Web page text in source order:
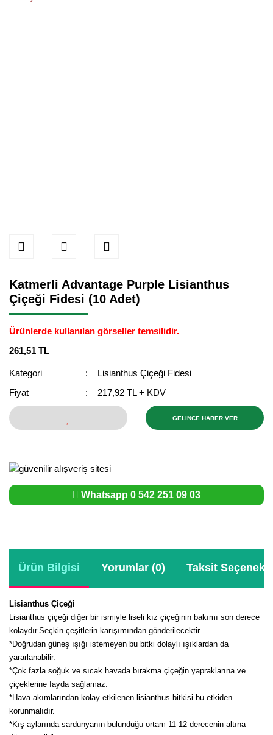
Katmerli Advantage Purple Lisianthus
Çiçeği Fidesi (10 Adet)
Ürünlerde kullanılan görseller temsilidir.
261,51 TL
Kategori
Lisianthus Çiçeği Fidesi
Fiyat
217,92 TL + KDV
GELİNCE HABER VER
Whatsapp 0 542 251 09 03
Ürün Bilgisi Yorumlar (0) Taksit
Lisianthus Çiçeği
Lisianthus çiçeği diğer bir ismiyle liseli kız çiçeğinin bakımı son derece
kolaydır.Seçkin çeşitlerin karışımından gönderilecektir.
*Doğrudan güneş ışığı istemeyen bu bitki dolaylı ışıklardan da
yararlanabilir.
*Çok fazla soğuk ve sıcak havada bırakma çiçeğin yapraklarına ve
çiçeklerine fayda sağlamaz.
*Hava akımlarından kolay etkilenen lisianthus bitkisi bu etkiden
korunmalıdır.
*Kış aylarında sardunyanın bulunduğu ortam 11-12 derecenin altına